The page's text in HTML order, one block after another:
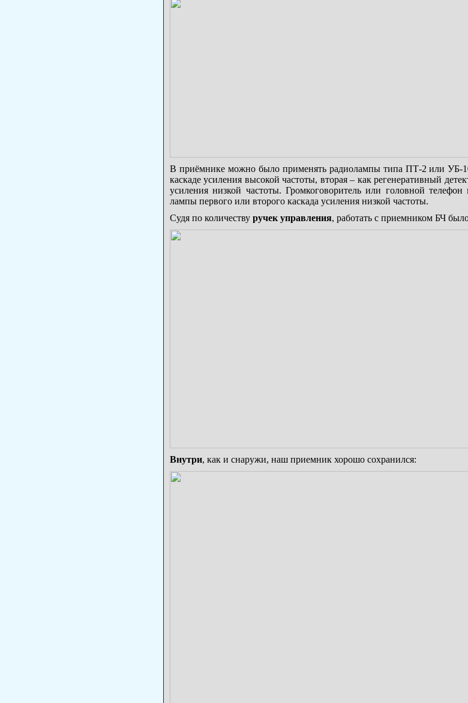
В приёмнике можно было применять радиолампы типа ПТ-2 или УБ-
каскаде усиления высокой частоты, вторая – как регенеративный
усиления низкой частоты. Громкоговоритель или головной
лампы первого или второго каскада усиления низкой частоты.
Судя по количеству ручек управления, работать с приемником БЧ
Внутри, как и снаружи, наш приемник хорошо сохранился: